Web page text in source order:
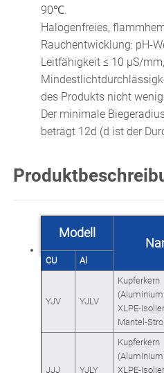
90℃.
Halogenfreies,
Rauchentwicklung: pH-
Leitfähigkeit ≤ 10 μS/mm,
des Produkts nicht
Der minimale
beträgt 12d (d ist der
Modell
CU Al
YJV YJLV
Kupferkern
XLPE-
Mantel-
JJJ
YJLY
Kupferkern
XLPE-